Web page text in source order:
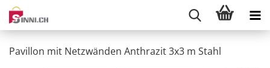
Pavillon mit Netzwänden Anthrazit 3x3 m Stahl